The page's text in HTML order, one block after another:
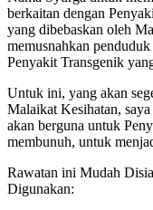
berkaitan dengan
yang dibebaskan oleh
memusnahkan
Penyakit Transgenik
Untuk ini, yang akan
Malaikat Kesihatan,
akan berguna untuk
membunuh, untuk
Rawatan ini Mudah
Digunakan: